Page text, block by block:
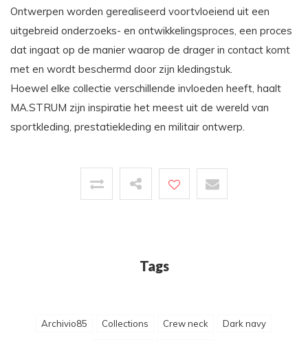
Ontwerpen worden gerealiseerd voortvloeiend uit een
uitgebreid onderzoeks- en ontwikkelingsproces, een proces
dat ingaat op de manier waarop de drager in contact komt
met en wordt beschermd door zijn kledingstuk.
Hoewel elke collectie verschillende invloeden heeft, haalt
MA.STRUM zijn inspiratie het meest uit de wereld van
sportkleding, prestatiekleding en militair ontwerp.
Tags
Archivio85 Collections Crew neck Dark navy